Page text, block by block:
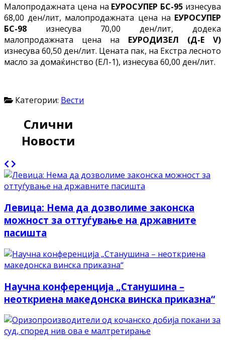
Малопродажната цена на ЕУРОСУПЕР БС-95 изнесува
68,00 ден/лит, малопродажната цена на ЕУРОСУПЕР
БС-98 изнесува 70,00 ден/лит, додека
малопродажната цена на ЕУРОДИЗЕЛ (Д-Е V)
изнесува 60,50 ден/лит. Цената пак, на Екстра лесното
масло за домаќинство (ЕЛ-1), изнесува 60,00 ден/лит.
Категории: Вести
Слични
Новости
Левица: Нема да дозволиме законска
можност за оттуѓување на државните
пасишта
Научна конференција „Станушина –
неоткриена македонска винска приказна“